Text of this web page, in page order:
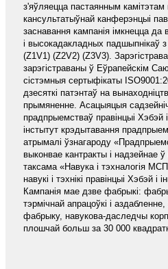
з'яўляецца пастаянным камітэтам
кансультатыўнай канферэнцыі
заснавання кампанія імкнецца да
і высокадакладных падшыпнікаў
(Z1V1) (Z2V2) (Z3V3).
зарэгістраваны ў Еўрапейскім
сістэмныя сертыфікаты
дзесяткі патэнтаў на
прымяненне. Асацыяцыя
прадпрыемстваў правінцыі Хэбэй
інстытут крэдытавання
атрымалі ўзнагароду
выконвае кантракты і надзейнае
таксама «Навука і тэхналогія
навукі і тэхнікі правінцыі Хэбэй
Кампанія мае дзве фабрыкі:
тэрмічнай апрацоўкі і
фабрыку, навукова-даследчы
плошчай больш за 30 000